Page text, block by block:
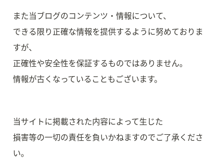
また当ブログのコンテンツ・情報について、
できる限り正確な情報を提供するように努めておりま
すが、
正確性や安全性を保証するものではありません。
情報が古くなっていることもございます。
当サイトに掲載された内容によって生じた
損害等の一切の責任を負いかねますのでご了承くださ
い。